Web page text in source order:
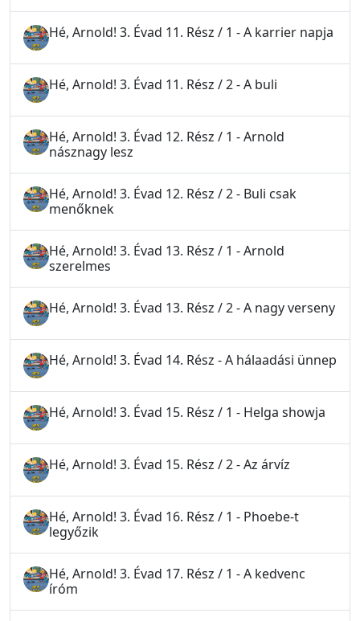
Hé, Arnold! 3. Évad 11. Rész / 1 - A karrier napja
Hé, Arnold! 3. Évad 11. Rész / 2 - A buli
Hé, Arnold! 3. Évad 12. Rész / 1 - Arnold
násznagy lesz
Hé, Arnold! 3. Évad 12. Rész / 2 - Buli csak
menőknek
Hé, Arnold! 3. Évad 13. Rész / 1 - Arnold
szerelmes
Hé, Arnold! 3. Évad 13. Rész / 2 - A nagy verseny
Hé, Arnold! 3. Évad 14. Rész - A hálaadási ünnep
Hé, Arnold! 3. Évad 15. Rész / 1 - Helga showja
Hé, Arnold! 3. Évad 15. Rész / 2 - Az árvíz
Hé, Arnold! 3. Évad 16. Rész / 1 - Phoebe-t
legyőzik
Hé, Arnold! 3. Évad 17. Rész / 1 - A kedvenc
íróm